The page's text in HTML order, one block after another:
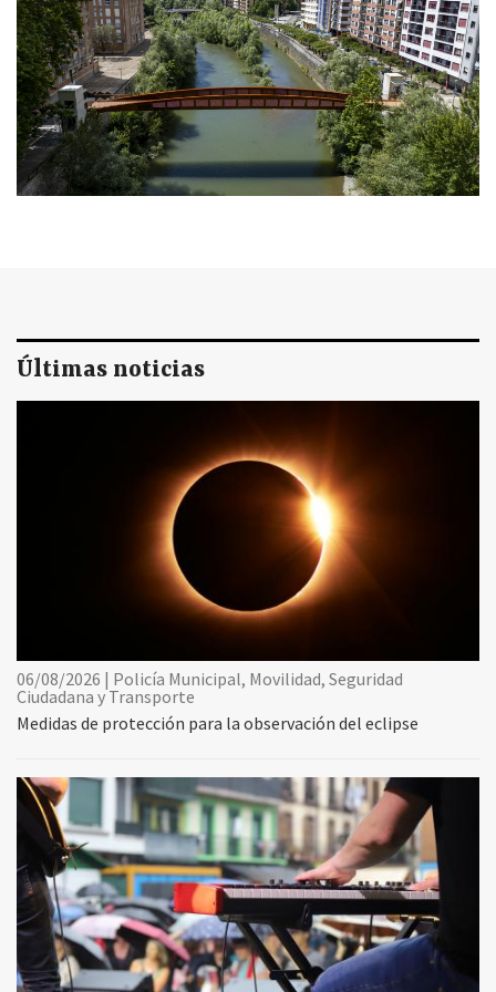
Últimas noticias
06/08/2026 | Policía Municipal, Movilidad, Seguridad
Ciudadana y Transporte
Medidas de protección para la observación del eclipse